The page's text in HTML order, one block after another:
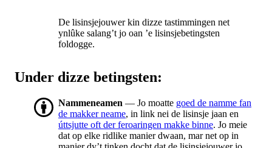
De lisinsjejouwer kin dizze tastimmingen net
ynlûke salang’t jo oan ’e lisinsjebetingsten
foldogge.
Under dizze betingsten:
Nammeneamen — Jo moatte goed de namme fan
de makker neame, in link nei de lisinsje jaan en
úttsjutte oft der feroaringen makke binne. Jo meie
dat op elke ridlike manier dwaan, mar net op in